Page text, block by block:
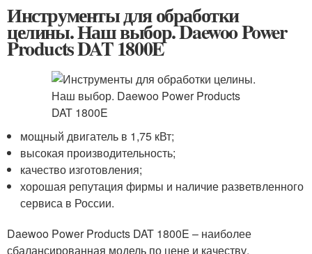
Инструменты для обработки
целины. Наш выбор. Daewoo Power
Products DAT 1800E
мощный двигатель в 1,75 кВт;
высокая производительность;
качество изготовления;
хорошая репутация фирмы и наличие разветвленного
сервиса в России.
Daewoo Power Products DAT 1800E – наиболее
сбалансированная модель по цене и качеству.